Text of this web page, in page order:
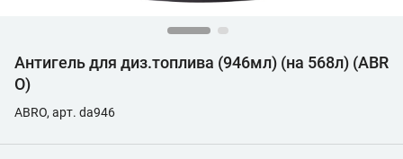
Антигель для диз.топлива (946мл) (на 568л) (ABR
O)
ABRO, арт. da946